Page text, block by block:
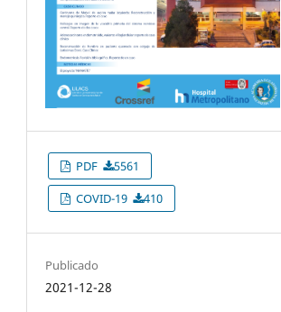
PDF
5561
COVID-19
410
Publicado
2021-12-28